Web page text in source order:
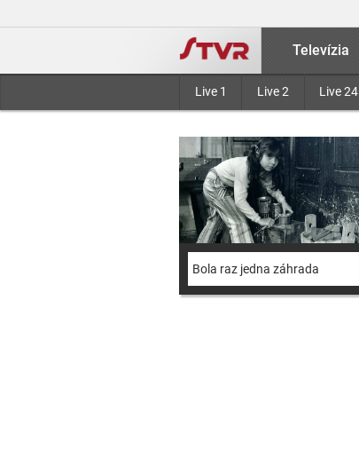
Televízia
Live 1 Live 2 Live 24
Bola raz jedna záhrada